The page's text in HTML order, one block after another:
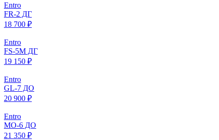
Entro
FR-2 ДГ
18 700 ₽
Entro
FS-5M ДГ
19 150 ₽
Entro
GL-7 ДО
20 900 ₽
Entro
МO-6 ДО
21 350 ₽